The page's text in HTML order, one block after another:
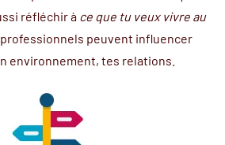
réfléchir à ce que tu veux vivre au
peuvent influencer
environnement, tes relations.